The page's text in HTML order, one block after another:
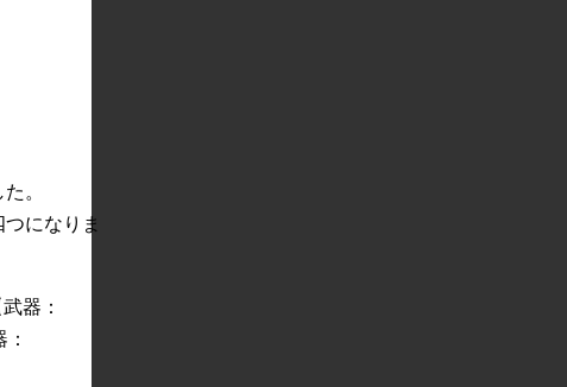
。
になりま
器：